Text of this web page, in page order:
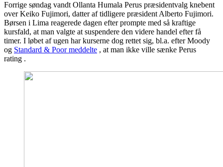
Forrige søndag vandt Ollanta Humala Perus præsidentvalg knebent
over Keiko Fujimori, datter af tidligere præsident Alberto Fujimori.
Børsen i Lima reagerede dagen efter prompte med så kraftige
kursfald, at man valgte at suspendere den videre handel efter få
timer. I løbet af ugen har kurserne dog rettet sig, bl.a. efter Moody
og Standard & Poor meddelte , at man ikke ville sænke Perus
rating .